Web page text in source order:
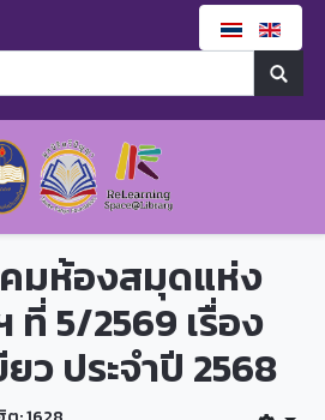
มห้องสมุดแห่ง
ที่ 5/2569 เรื่อง
ว ประจำปี 2568